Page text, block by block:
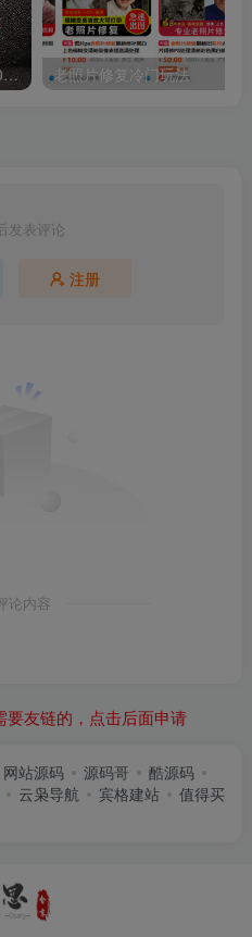
本地自媒体，后期被动月入5000+ 老照片修复冷门玩法
发表评论
注册
论内容
友链的，点击后面申请
网站源码 源码哥
酷源码
云枭导航 宾格建站
值得买